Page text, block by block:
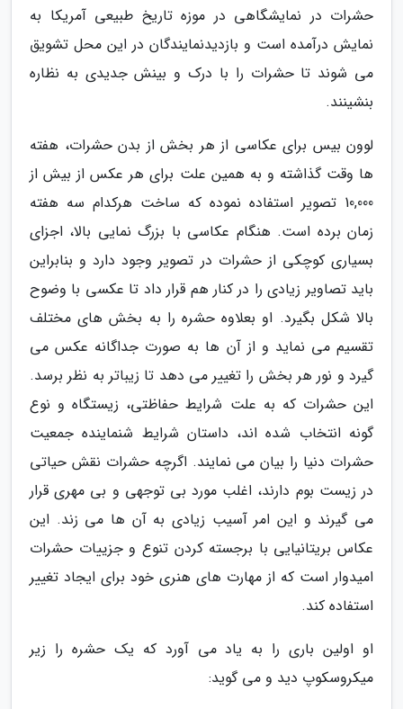
حشرات در نمایشگاهی در موزه تاریخ طبیعی آمریکا به
نمایش درآمده است و بازدیدنمایندگان در این محل تشویق
می شوند تا حشرات را با درک و بینش جدیدی به نظاره
بنشینند.
لوون بیس برای عکاسی از هر بخش از بدن حشرات، هفته
ها وقت گذاشته و به همین علت برای هر عکس از بیش از
10,000 تصویر استفاده نموده که ساخت هرکدام سه هفته
زمان برده است. هنگام عکاسی با بزرگ نمایی بالا، اجزای
بسیاری کوچکی از حشرات در تصویر وجود دارد و بنابراین
باید تصاویر زیادی را در کنار هم قرار داد تا عکسی با وضوح
بالا شکل بگیرد. او بعلاوه حشره را به بخش های مختلف
تقسیم می نماید و از آن ها به صورت جداگانه عکس می
گیرد و نور هر بخش را تغییر می دهد تا زیباتر به نظر برسد.
این حشرات که به علت شرایط حفاظتی، زیستگاه و نوع
گونه انتخاب شده اند، داستان شرایط شنماینده جمعیت
حشرات دنیا را بیان می نمایند. اگرچه حشرات نقش حیاتی
در زیست بوم دارند، اغلب مورد بی توجهی و بی مهری قرار
می گیرند و این امر آسیب زیادی به آن ها می زند. این
عکاس بریتانیایی با برجسته کردن تنوع و جزییات حشرات
امیدوار است که از مهارت های هنری خود برای ایجاد تغییر
استفاده کند.
او اولین باری را به یاد می آورد که یک حشره را زیر
میکروسکوپ دید و می گوید: